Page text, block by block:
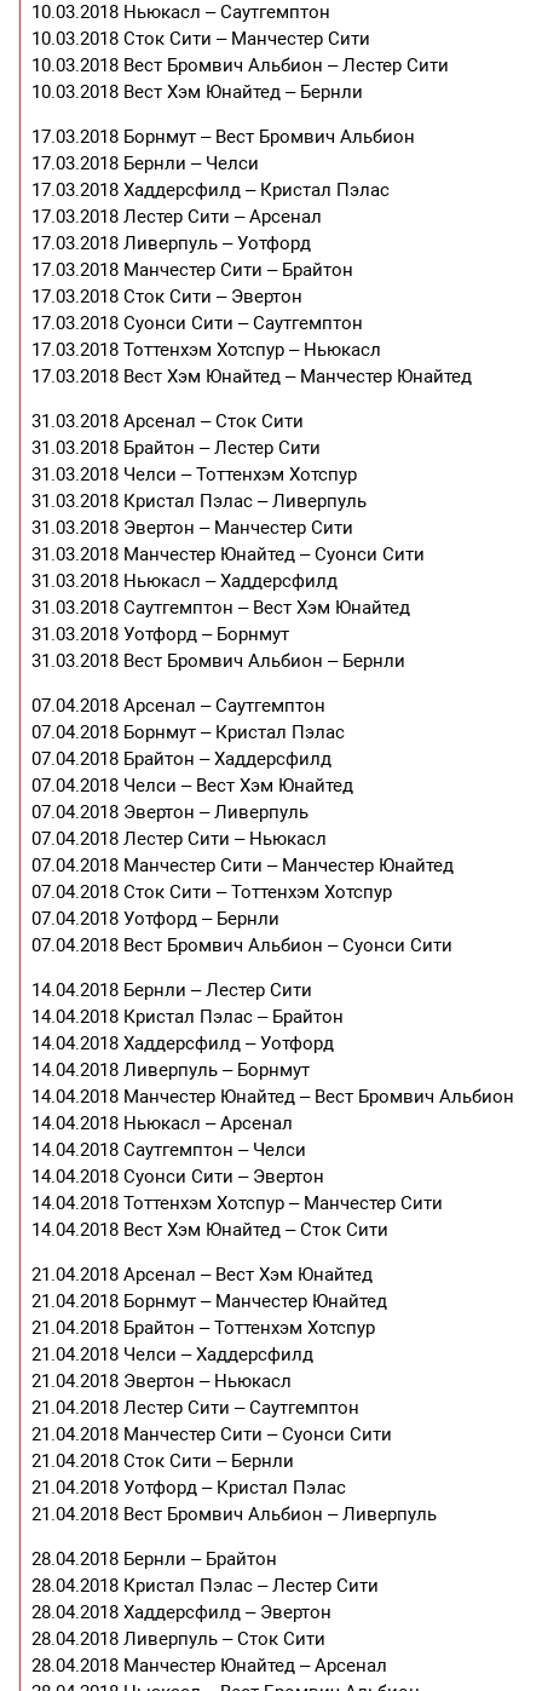
10.03.2018 Ньюкасл – Саутгемптон
10.03.2018 Сток Сити – Манчестер Сити
10.03.2018 Вест Бромвич Альбион – Лестер Сити
10.03.2018 Вест Хэм Юнайтед – Бернли
17.03.2018 Борнмут – Вест Бромвич Альбион
17.03.2018 Бернли – Челси
17.03.2018 Хаддерсфилд – Кристал Пэлас
17.03.2018 Лестер Сити – Арсенал
17.03.2018 Ливерпуль – Уотфорд
17.03.2018 Манчестер Сити – Брайтон
17.03.2018 Сток Сити – Эвертон
17.03.2018 Суонси Сити – Саутгемптон
17.03.2018 Тоттенхэм Хотспур – Ньюкасл
17.03.2018 Вест Хэм Юнайтед – Манчестер Юнайтед
31.03.2018 Арсенал – Сток Сити
31.03.2018 Брайтон – Лестер Сити
31.03.2018 Челси – Тоттенхэм Хотспур
31.03.2018 Кристал Пэлас – Ливерпуль
31.03.2018 Эвертон – Манчестер Сити
31.03.2018 Манчестер Юнайтед – Суонси Сити
31.03.2018 Ньюкасл – Хаддерсфилд
31.03.2018 Саутгемптон – Вест Хэм Юнайтед
31.03.2018 Уотфорд – Борнмут
31.03.2018 Вест Бромвич Альбион – Бернли
07.04.2018 Арсенал – Саутгемптон
07.04.2018 Борнмут – Кристал Пэлас
07.04.2018 Брайтон – Хаддерсфилд
07.04.2018 Челси – Вест Хэм Юнайтед
07.04.2018 Эвертон – Ливерпуль
07.04.2018 Лестер Сити – Ньюкасл
07.04.2018 Манчестер Сити – Манчестер Юнайтед
07.04.2018 Сток Сити – Тоттенхэм Хотспур
07.04.2018 Уотфорд – Бернли
07.04.2018 Вест Бромвич Альбион – Суонси Сити
14.04.2018 Бернли – Лестер Сити
14.04.2018 Кристал Пэлас – Брайтон
14.04.2018 Хаддерсфилд – Уотфорд
14.04.2018 Ливерпуль – Борнмут
14.04.2018 Манчестер Юнайтед – Вест Бромвич Альбион
14.04.2018 Ньюкасл – Арсенал
14.04.2018 Саутгемптон – Челси
14.04.2018 Суонси Сити – Эвертон
14.04.2018 Тоттенхэм Хотспур – Манчестер Сити
14.04.2018 Вест Хэм Юнайтед – Сток Сити
21.04.2018 Арсенал – Вест Хэм Юнайтед
21.04.2018 Борнмут – Манчестер Юнайтед
21.04.2018 Брайтон – Тоттенхэм Хотспур
21.04.2018 Челси – Хаддерсфилд
21.04.2018 Эвертон – Ньюкасл
21.04.2018 Лестер Сити – Саутгемптон
21.04.2018 Манчестер Сити – Суонси Сити
21.04.2018 Сток Сити – Бернли
21.04.2018 Уотфорд – Кристал Пэлас
21.04.2018 Вест Бромвич Альбион – Ливерпуль
28.04.2018 Бернли – Брайтон
28.04.2018 Кристал Пэлас – Лестер Сити
28.04.2018 Хаддерсфилд – Эвертон
28.04.2018 Ливерпуль – Сток Сити
28.04.2018 Манчестер Юнайтед – Арсенал